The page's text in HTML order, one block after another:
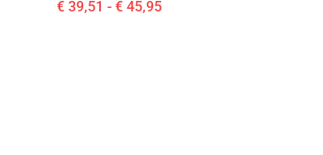
€ 39,51 - € 45,95